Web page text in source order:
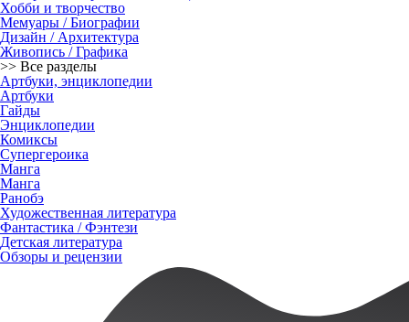
Хобби и творчество
Мемуары / Биографии
Дизайн / Архитектура
Живопись / Графика
>> Все разделы
Артбуки, энциклопедии
Артбуки
Гайды
Энциклопедии
Комиксы
Супергероика
Манга
Манга
Ранобэ
Художественная литература
Фантастика / Фэнтези
Детская литература
Обзоры и рецензии